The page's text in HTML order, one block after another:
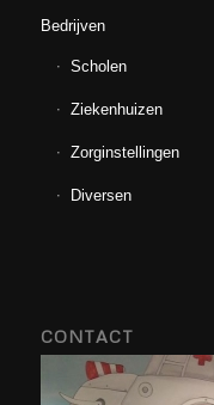
Bedrijven
Scholen
Ziekenhuizen
Zorginstellingen
Diversen
CONTACT